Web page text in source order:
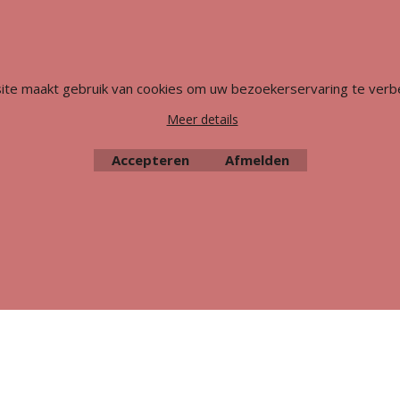
maakt gebruik van cookies om uw bezoekerservaring te
Meer details
Accepteren Afmelden